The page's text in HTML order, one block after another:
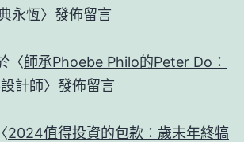
永恆〉發佈留言
〈師承Phoebe Philo的Peter Do：
計師〉發佈留言
2024值得投資的包款：歲末年終犒